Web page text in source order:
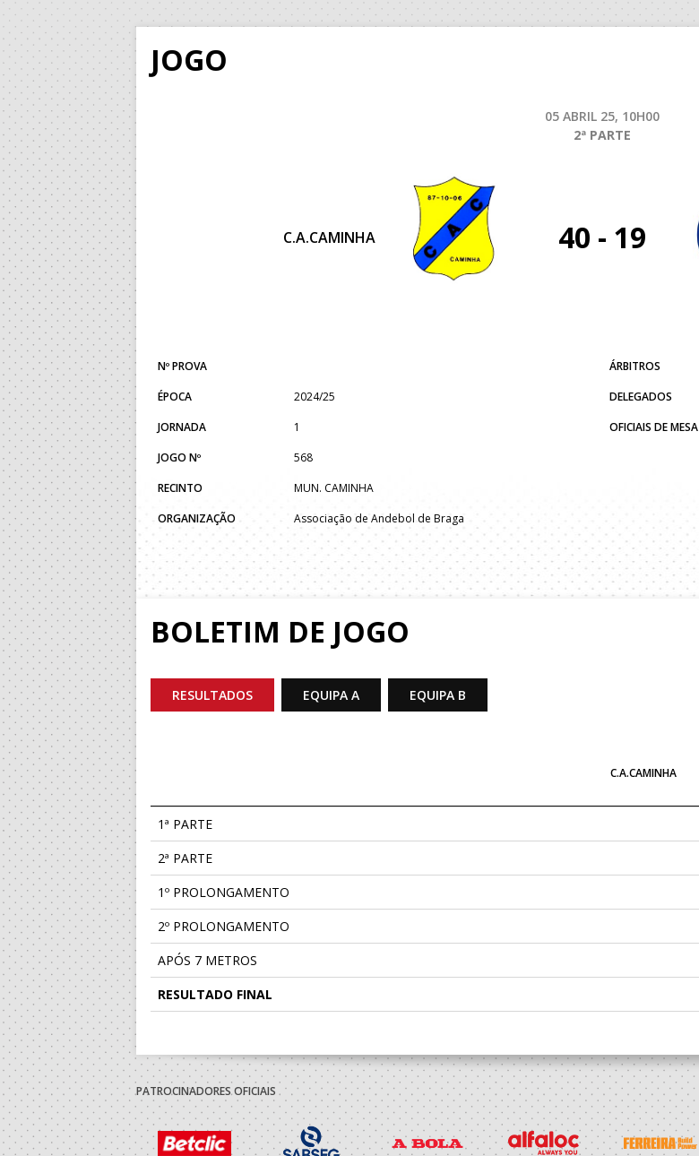
JOGO
05 ABRIL 25, 10H00
2ª PARTE
C.A.CAMINHA 40 - 19
Nº PROVA
ÉPOCA
2024/25
JORNADA
1
JOGO Nº
568
RECINTO
MUN. CAMINHA
ORGANIZAÇÃO
Associação de Andebol de Braga
ÁRBITROS
DELEGADOS
OFICIAIS DE MESA
BOLETIM DE JOGO
RESULTADOS EQUIPA A EQUIPA B
C.A.CAMINHA
1ª PARTE
2ª PARTE
1º PROLONGAMENTO
2º PROLONGAMENTO
APÓS 7 METROS
RESULTADO FINAL
PATROCINADORES OFICIAIS